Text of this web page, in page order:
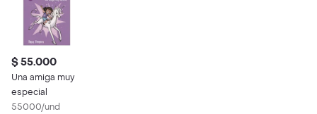
$ 55.000
Una amiga muy
especial
55000/und